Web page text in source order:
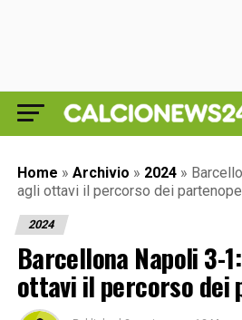
Home » Archivio » 2024 »
agli ottavi il percorso dei
2024
Barcellona Napoli 3-
ottavi il percorso dei